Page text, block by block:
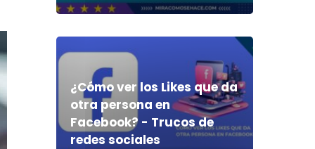
¿Cómo ver los Likes que da
otra persona en
Facebook? - Trucos de
redes sociales